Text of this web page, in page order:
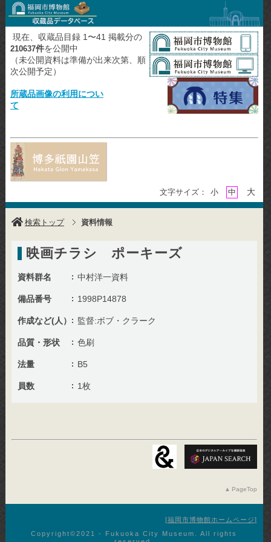
現在、収蔵品目録 1〜41 掲載分の
210637件を公開中
（未公開資料は準備が出来次第、順
次公開予定）
所蔵品画像の利用につい
て
文字サイズ： 小 中 大
検索トップ 資料情報
映画チラシ ポーキーズ
資料群名 中村洋一資料
備品番号 1998P14878
作成など(人） 監督:ボブ・クラーク
品質・形状 色刷
法量 B5
員数 1枚
PageTop
福岡市博物館ホームページ
Copyright©︎2021 - Fukuoka City Museum. All rights